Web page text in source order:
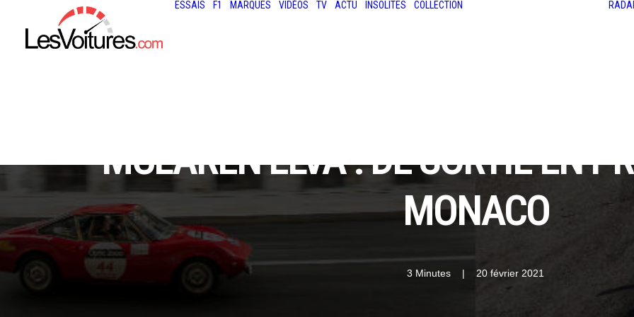
ESSAIS F1 MARQUES VIDÉOS TV ACTU INSOLITES COLLECTION
MCLAREN ELVA : DE SORTIE EN
MONACO
3 Minutes | 20 février 2021